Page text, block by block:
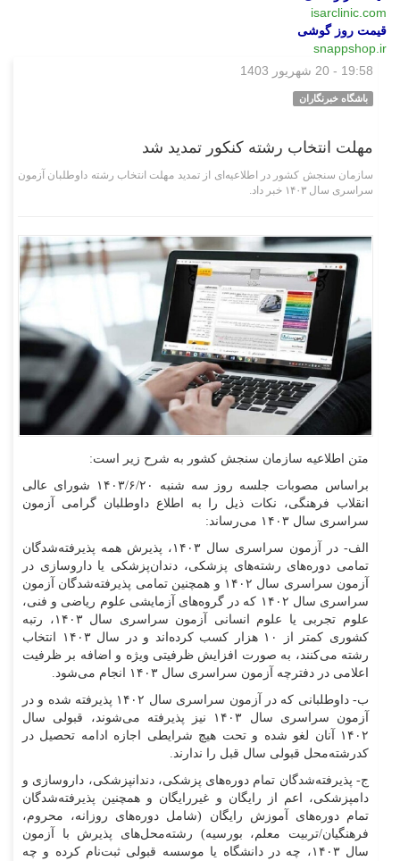
isarclinic.com
قیمت روز گوشی
snappshop.ir
19:58 - 20 شهریور 1403
باشگاه خبرنگاران
مهلت انتخاب رشته کنکور تمدید شد
سازمان سنجش کشور در اطلاعیه‌ای از تمدید مهلت انتخاب رشته داوطلبان آزمون
سراسری سال ۱۴۰۳ خبر داد.
متن اطلاعیه سازمان سنجش کشور به شرح زیر است:
براساس مصوبات جلسه روز سه شنبه ۱۴۰۳/۶/۲۰ شورای عالی
انقلاب فرهنگی، نکات ذیل را به اطلاع داوطلبان گرامی آزمون
سراسری سال ۱۴۰۳ می‌رساند:
الف- در آزمون سراسری سال ۱۴۰۳، پذیرش همه پذیرفته‌شدگان
تمامی دوره‌های رشته‌های پزشکی، دندان‌پزشکی یا داروسازی در
آزمون سراسری سال ۱۴۰۲ و همچنین تمامی پذیرفته‌شدگان آزمون
سراسری سال ۱۴۰۲ که در گروه‌های آزمایشی علوم ریاضی و فنی،
علوم تجربی یا علوم انسانی آزمون سراسری سال ۱۴۰۳، رتبه
کشوری کمتر از ۱۰ هزار کسب کرده‌اند و در سال ۱۴۰۳ انتخاب
رشته می‌کنند، به صورت افزایش ظرفیتی ویژه و اضافه بر ظرفیت
اعلامی در دفترچه آزمون سراسری سال ۱۴۰۳ انجام می‌شود.
ب- داوطلبانی که در آزمون سراسری سال ۱۴۰۲ پذیرفته شده و در
آزمون سراسری سال ۱۴۰۳ نیز پذیرفته می‌شوند، قبولی سال
۱۴۰۲ آنان لغو شده و تحت هیچ شرایطی اجازه ادامه تحصیل در
کدرشته‌محل قبولی سال قبل را ندارند.
ج- پذیرفته‌شدگان تمام دوره‌های پزشکی، دندانپزشکی، داروسازی و
دامپزشکی، اعم از رایگان و غیررایگان و همچنین پذیرفته‌شدگان
تمام دوره‌های آموزش رایگان (شامل دوره‌های روزانه، محروم،
فرهنگیان/تربیت معلم، بورسیه) رشته‌محل‌های پذیرش با آزمون
سال ۱۴۰۳، چه در دانشگاه یا موسسه قبولی ثبت‌نام کرده و چه